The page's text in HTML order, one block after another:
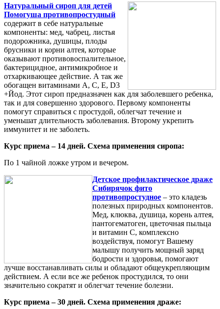
Натуральный сироп для детей
Помогуша противопростудный
содержит в себе натуральные
компоненты: мед, чабрец, листья
подорожника, душицы, плоды
брусники и корни алтея, которые
оказывают противовоспалительное,
бактерицидное, антимикробное и
отхаркивающее действие. А так же
обогащен витаминами А, С, Е, D3
+Йод. Этот сироп предназначен как для заболевшего ребенка,
так и для совершенно здорового. Первому компоненты
помогут справиться с простудой, облегчат течение и
уменьшат длительность заболевания. Второму укрепить
иммунитет и не заболеть.
Курс приема – 14 дней. Схема применения сиропа:
По 1 чайной ложке утром и вечером.
Детское профилактическое драже
Сибирячок фито
противопростудное – это кладезь
полезных природных компонентов.
Мед, клюква, душица, корень алтея,
пантогематоген, цветочная пыльца
и витамин С, комплексно
воздействуя, помогут Вашему
малышу получить мощный заряд
бодрости и здоровья, помогают
лучше восстанавливать силы и обладают общеукрепляющим
действием. А если все же ребенок простудился, то они
значительно сократят и облегчат течение болезни.
Курс приема – 30 дней. Схема применения драже: